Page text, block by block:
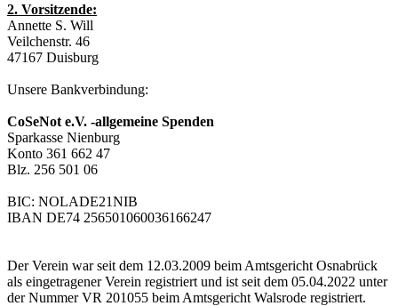
2. Vorsitzende:
Annette S. Will
Veilchenstr. 46
47167 Duisburg
Unsere Bankverbindung:
CoSeNot e.V. -allgemeine Spenden
Sparkasse Nienburg
Konto 361 662 47
Blz. 256 501 06
BIC: NOLADE21NIB
IBAN DE74 256501060036166247
Der Verein war seit dem 12.03.2009 beim Amtsgericht Osnabrück
als eingetragener Verein registriert und ist seit dem 05.04.2022 unter
der Nummer VR 201055 beim Amtsgericht Walsrode registriert.